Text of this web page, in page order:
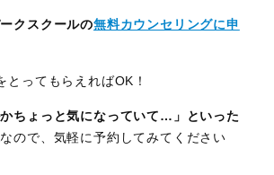
クスクールの無料カウンセリングに申
とってもらえればOK！
かちょっと気になっていて…」といった
なので、気軽に予約してみてください